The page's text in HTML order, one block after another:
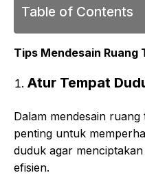
Table of Contents
Tips Mendesain Ruang
Atur Tempat
Dalam mendesain
penting untuk
duduk agar
efisien.